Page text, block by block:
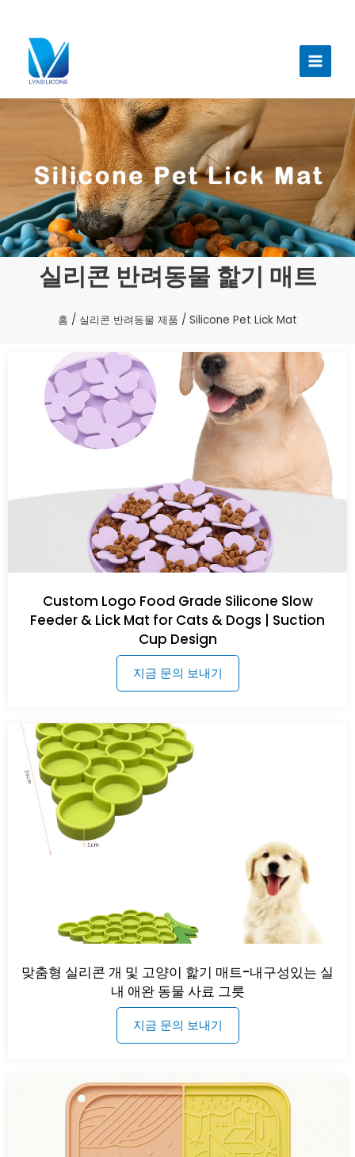
인
메
실리콘 반려동물 핥기 매트
홈 / 실리콘 반려동물 제품 / Silicone Pet Lick Mat
Custom Logo Food Grade Silicone Slow
Feeder & Lick Mat for Cats & Dogs | Suction
Cup Design
지금 문의 보내기
맞춤형 실리콘 개 및 고양이 핥기 매트-내구성있는 실
내 애완 동물 사료 그릇
지금 문의 보내기